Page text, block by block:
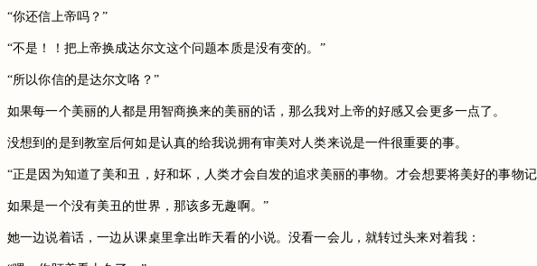
“你还信上帝吗？”
“不是！！把上帝换成达尔文这个问题本质是没有变的。”
“所以你信的是达尔文咯？”
如果每一个美丽的人都是用智商换来的美丽的话，那么我对上帝的好感又会更多一点了。
没想到的是到教室后何如是认真的给我说拥有审美对人类来说是一件很重要的事。
“正是因为知道了美和丑，好和坏，人类才会自发的追求美丽的事物。才会想要将美好的事物
如果是一个没有美丑的世界，那该多无趣啊。”
她一边说着话，一边从课桌里拿出昨天看的小说。没看一会儿，就转过头来对着我：